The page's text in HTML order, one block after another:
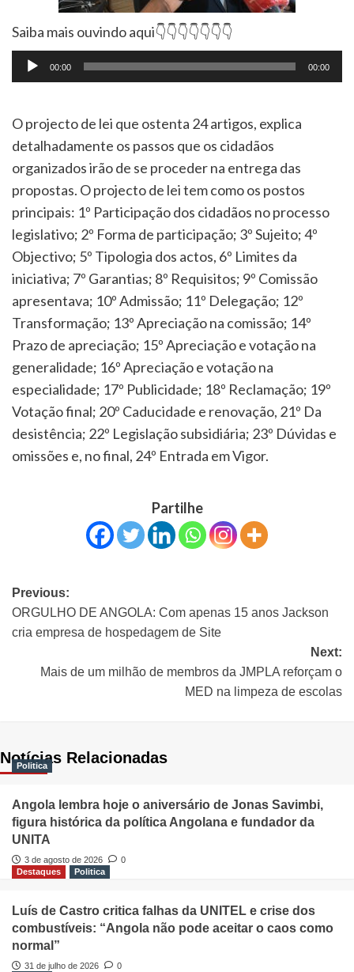
Saiba mais ouvindo aqui👇👇👇👇👇👇👇
Tocador
de
00:00 00:00
O projecto de lei que ostenta 24 artigos, explica
detalhadamente os passos que os cidadãos
organizados irão de se proceder na entrega das
propostas. O projecto de lei tem como os postos
principais: 1º Participação dos cidadãos no processo
legislativo; 2º Forma de participação; 3º Sujeito; 4º
Objectivo; 5º Tipologia dos actos, 6º Limites da
iniciativa; 7º Garantias; 8º Requisitos; 9º Comissão
apresentava; 10º Admissão; 11º Delegação; 12º
Transformação; 13º Apreciação na comissão; 14º
Prazo de apreciação; 15º Apreciação e votação na
generalidade; 16º Apreciação e votação na
especialidade; 17º Publicidade; 18º Reclamação; 19º
Votação final; 20º Caducidade e renovação, 21º Da
desistência; 22º Legislação subsidiária; 23º Dúvidas e
omissões e, no final, 24º Entrada em Vigor.
Partilhe
Previous:
ORGULHO DE ANGOLA: Com apenas 15 anos Jackson
cria empresa de hospedagem de Site
Next:
Mais de um milhão de membros da JMPLA reforçam o
MED na limpeza de escolas
Notícias Relacionadas
Politica
Angola lembra hoje o aniversário de Jonas Savimbi,
figura histórica da política Angolana e fundador da
UNITA
3 de agosto de 2026
0
Destaques
Politica
Luís de Castro critica falhas da UNITEL e crise dos
combustíveis: “Angola não pode aceitar o caos como
normal”
31 de julho de 2026
0